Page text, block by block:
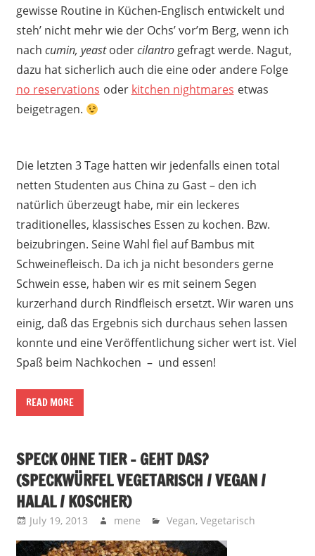
gewisse Routine in Küchen-Englisch entwickelt und
steh’ nicht mehr wie der Ochs’ vor’m Berg, wenn ich
nach cumin, yeastodercilantrogefragt werde. Nagut,
dazu hat sicherlich auch die eine oder andere Folge
no reservations oder kitchen nightmares etwas
beigetragen.
Die letzten 3 Tage hatten wir jedenfalls einen total
netten Studenten aus China zu Gast – den ich
natürlich überzeugt habe, mir ein leckeres
traditionelles, klassisches Essen zu kochen. Bzw.
beizubringen. Seine Wahl fiel auf Bambus mit
Schweinefleisch. Da ich ja nicht besonders gerne
Schwein esse, haben wir es mit seinem Segen
kurzerhand durch Rindfleisch ersetzt. Wir waren uns
einig, daß das Ergebnis sich durchaus sehen lassen
konnte und eine Veröffentlichung sicher wert ist. Viel
Spaß beim Nachkochen – und essen!
READ MORE
SPECK OHNE TIER – GEHT DAS?
(SPECKWÜRFEL VEGETARISCH / VEGAN /
HALAL / KOSCHER)
July 19, 2013 mene Vegan,Vegetarisch